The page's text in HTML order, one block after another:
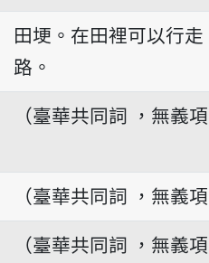
huānn
huānn-lōo
田埂。在田裡可以行
路。
pinn
（臺華共同詞 ，無義項
音讀iân-huānn
（臺華共同詞 ，無義項
（臺華共同詞 ，無義項